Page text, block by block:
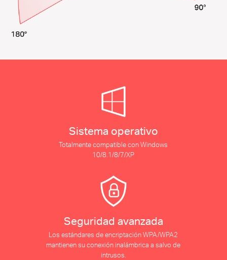
Sistema operativo
Totalmente compatible con Windows
10/8.1/8/7/XP
Seguridad avanzada
Los estándares de encriptación WPA/WPA2
mantienen su conexión inalámbrica a salvo de
intrusos.